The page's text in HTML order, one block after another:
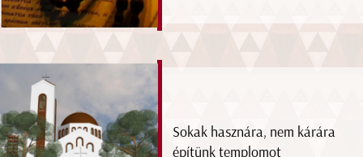
Sokak hasznára, nem kárára
építünk templomot